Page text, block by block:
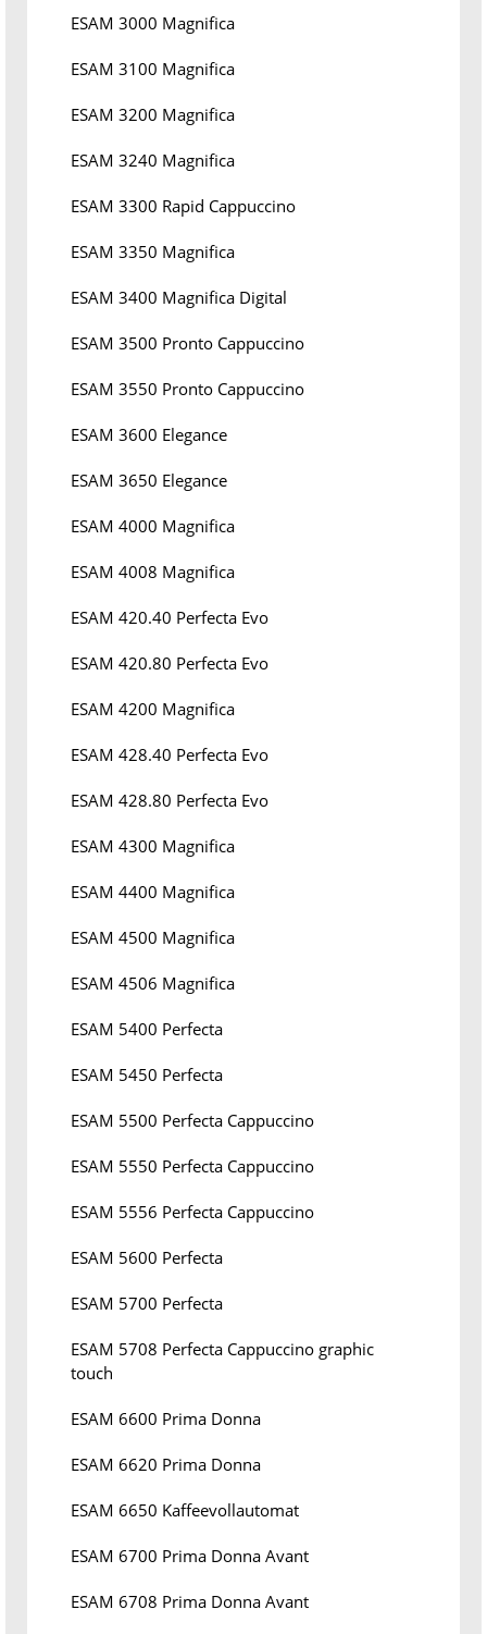
ESAM 3000 Magnifica
ESAM 3100 Magnifica
ESAM 3200 Magnifica
ESAM 3240 Magnifica
ESAM 3300 Rapid Cappuccino
ESAM 3350 Magnifica
ESAM 3400 Magnifica Digital
ESAM 3500 Pronto Cappuccino
ESAM 3550 Pronto Cappuccino
ESAM 3600 Elegance
ESAM 3650 Elegance
ESAM 4000 Magnifica
ESAM 4008 Magnifica
ESAM 420.40 Perfecta Evo
ESAM 420.80 Perfecta Evo
ESAM 4200 Magnifica
ESAM 428.40 Perfecta Evo
ESAM 428.80 Perfecta Evo
ESAM 4300 Magnifica
ESAM 4400 Magnifica
ESAM 4500 Magnifica
ESAM 4506 Magnifica
ESAM 5400 Perfecta
ESAM 5450 Perfecta
ESAM 5500 Perfecta Cappuccino
ESAM 5550 Perfecta Cappuccino
ESAM 5556 Perfecta Cappuccino
ESAM 5600 Perfecta
ESAM 5700 Perfecta
ESAM 5708 Perfecta Cappuccino graphic
touch
ESAM 6600 Prima Donna
ESAM 6620 Prima Donna
ESAM 6650 Kaffeevollautomat
ESAM 6700 Prima Donna Avant
ESAM 6708 Prima Donna Avant